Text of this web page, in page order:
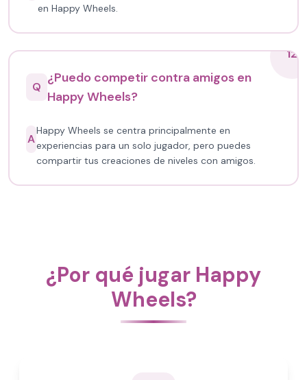
en Happy Wheels.
12
Q
¿Puedo competir contra amigos en
Happy Wheels?
A
Happy Wheels se centra principalmente en
experiencias para un solo jugador, pero puedes
compartir tus creaciones de niveles con amigos.
¿Por qué jugar Happy
Wheels?